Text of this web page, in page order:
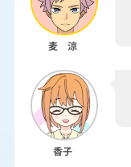
麦 涼
香子